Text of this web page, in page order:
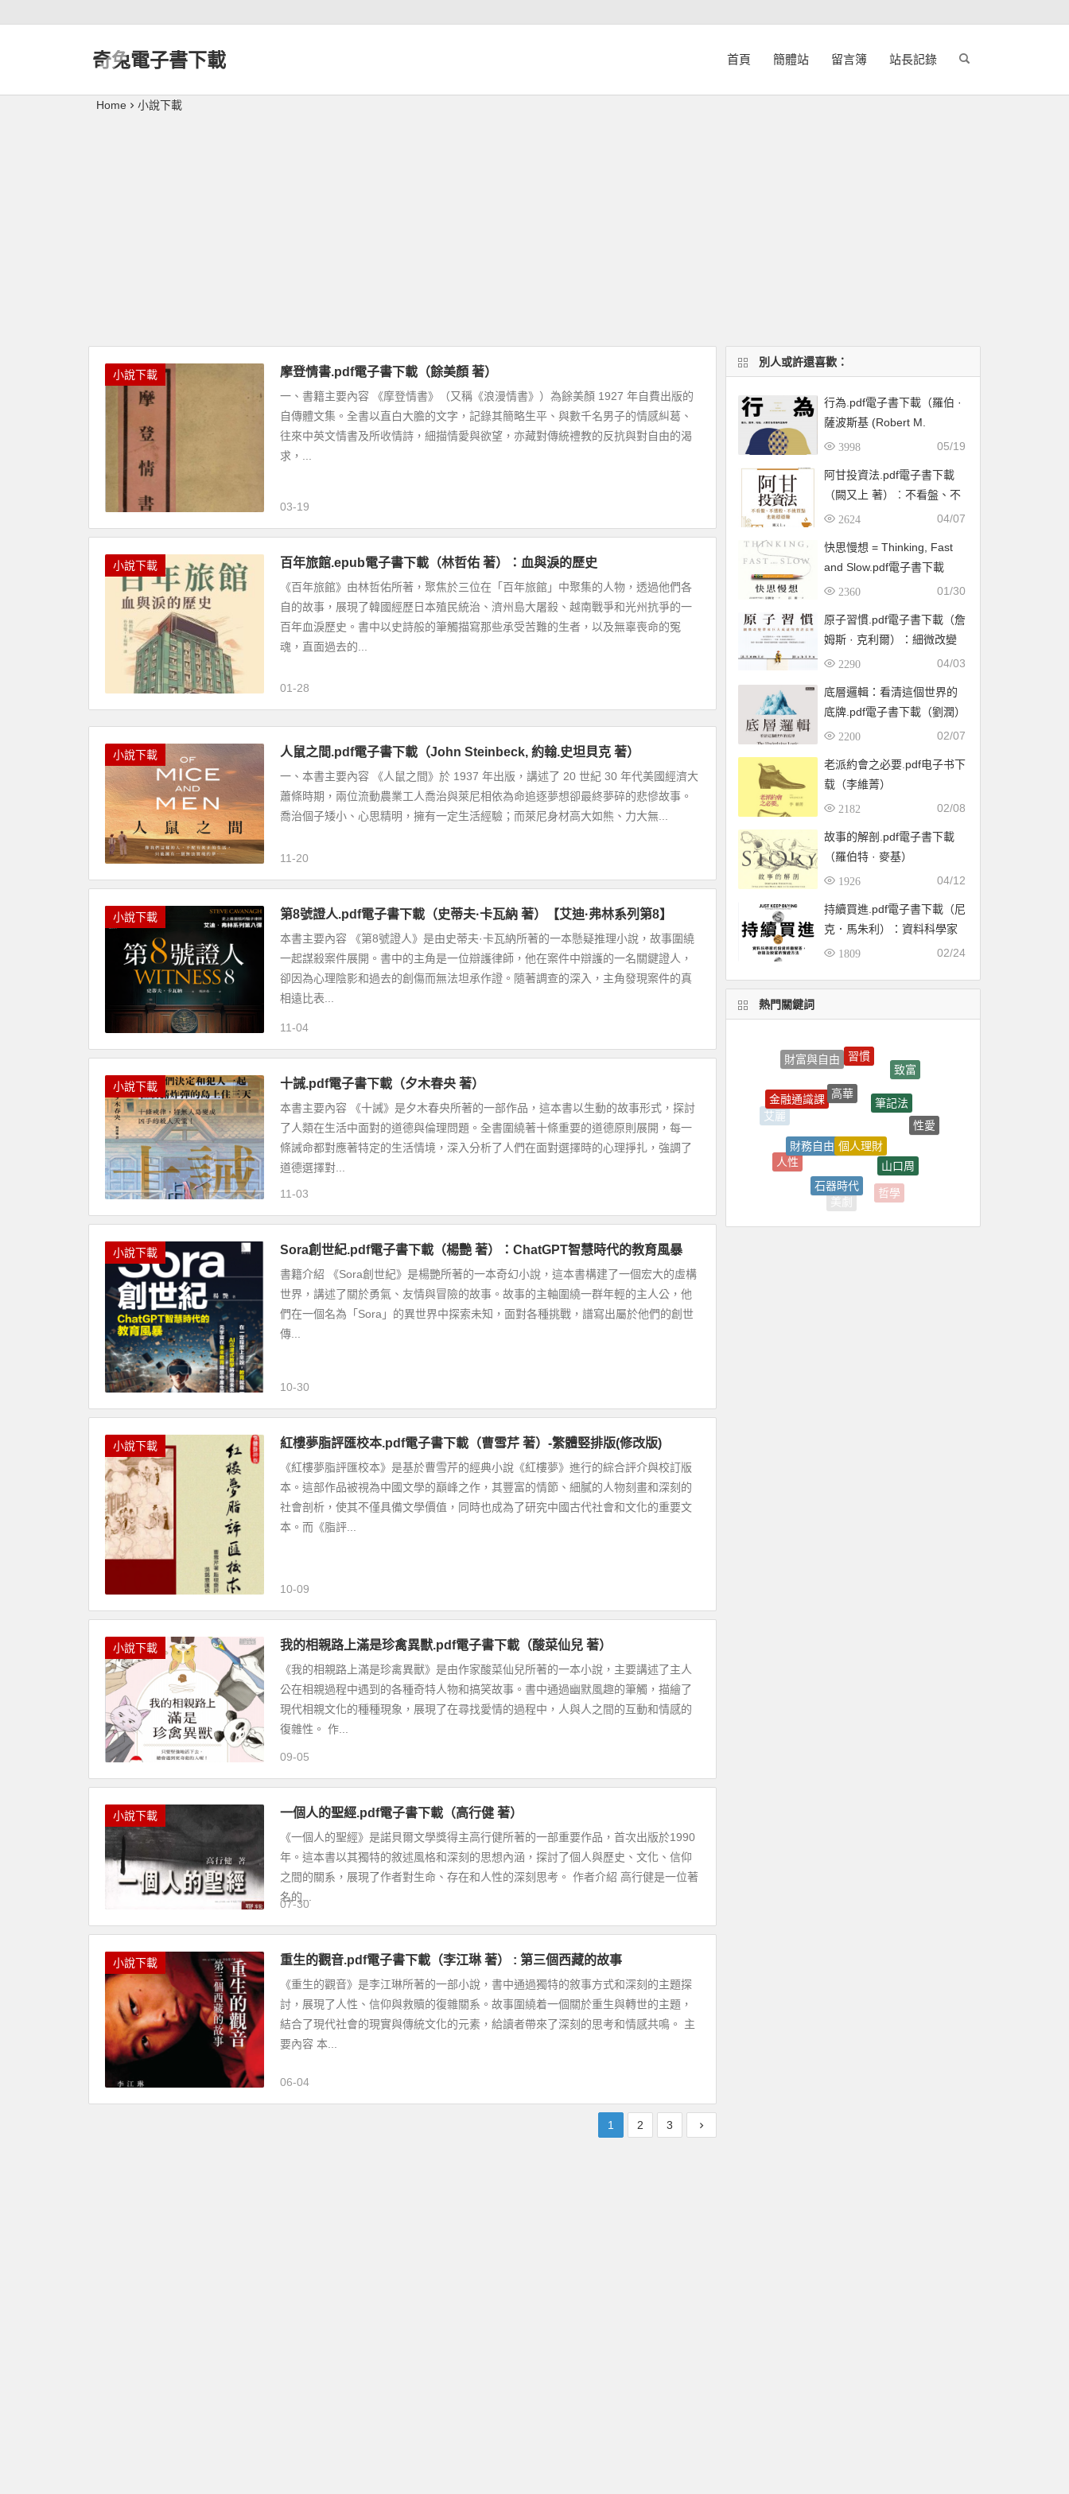
奇兔電子書下載 首頁 簡體站 留言簿 站長記錄
Home 小說下載
小說下載 摩登情書.pdf電子書下載（餘美顏 著）
一、書籍主要內容 《摩登情書》（又稱《浪漫情書》）為餘美顏 1927 年自費出版的
自傳體文集。全書以直白大膽的文字，記錄其簡略生平、與數千名男子的情感糾葛、
往來中英文情書及所收情詩，細描情愛與欲望，亦藏對傳統禮教的反抗與對自由的渴
求，...
03-19
小說下載 百年旅館.epub電子書下載（林哲佑 著）：血與淚的歷史
《百年旅館》由林哲佑所著，聚焦於三位在「百年旅館」中聚集的人物，透過他們各
自的故事，展現了韓國經歷日本殖民統治、濟州島大屠殺、越南戰爭和光州抗爭的一
百年血淚歷史。書中以史詩般的筆觸描寫那些承受苦難的生者，以及無辜喪命的冤
魂，直面過去的...
01-28
小說下載 人鼠之間.pdf電子書下載（John Steinbeck, 約翰.史坦貝克 著）
一、本書主要內容 《人鼠之間》於 1937 年出版，講述了 20 世紀 30 年代美國經濟大
蕭條時期，兩位流動農業工人喬治與萊尼相依為命追逐夢想卻最終夢碎的悲慘故事。
喬治個子矮小、心思精明，擁有一定生活經驗；而萊尼身材高大如熊、力大無...
11-20
小說下載 第8號證人.pdf電子書下載（史蒂夫·卡瓦納 著）【艾迪·弗林系列第8】
本書主要內容 《第8號證人》是由史蒂夫·卡瓦納所著的一本懸疑推理小說，故事圍繞
一起謀殺案件展開。書中的主角是一位辯護律師，他在案件中辯護的一名關鍵證人，
卻因為心理陰影和過去的創傷而無法坦承作證。隨著調查的深入，主角發現案件的真
相遠比表...
11-04
小說下載 十誡.pdf電子書下載（夕木春央 著）
本書主要內容 《十誡》是夕木春央所著的一部作品，這本書以生動的故事形式，探討
了人類在生活中面對的道德與倫理問題。全書圍繞著十條重要的道德原則展開，每一
條誡命都對應著特定的生活情境，深入分析了人們在面對選擇時的心理掙扎，強調了
道德選擇對...
11-03
小說下載 Sora創世紀.pdf電子書下載（楊艷 著）：ChatGPT智慧時代的教育風暴
書籍介紹 《Sora創世紀》是楊艷所著的一本奇幻小說，這本書構建了一個宏大的虛構
世界，講述了關於勇氣、友情與冒險的故事。故事的主軸圍繞一群年輕的主人公，他
們在一個名為「Sora」的異世界中探索未知，面對各種挑戰，譜寫出屬於他們的創世
傳...
10-30
小說下載 紅樓夢脂評匯校本.pdf電子書下載（曹雪芹 著）-繁體竪排版(修改版)
《紅樓夢脂評匯校本》是基於曹雪芹的經典小說《紅樓夢》進行的綜合評介與校訂版
本。這部作品被視為中國文學的巔峰之作，其豐富的情節、細膩的人物刻畫和深刻的
社會剖析，使其不僅具備文學價值，同時也成為了研究中國古代社會和文化的重要文
本。而《脂評...
10-09
小說下載 我的相親路上滿是珍禽異獸.pdf電子書下載（酸菜仙兒 著）
《我的相親路上滿是珍禽異獸》是由作家酸菜仙兒所著的一本小說，主要講述了主人
公在相親過程中遇到的各種奇特人物和搞笑故事。書中通過幽默風趣的筆觸，描繪了
現代相親文化的種種現象，展現了在尋找愛情的過程中，人與人之間的互動和情感的
復雜性。 作...
09-05
小說下載 一個人的聖經.pdf電子書下載（高行健 著）
《一個人的聖經》是諾貝爾文學獎得主高行健所著的一部重要作品，首次出版於1990
年。這本書以其獨特的敘述風格和深刻的思想內涵，探討了個人與歷史、文化、信仰
之間的關系，展現了作者對生命、存在和人性的深刻思考。 作者介紹 高行健是一位著
名的...
07-30
小說下載 重生的觀音.pdf電子書下載（李江琳 著） : 第三個西藏的故事
《重生的觀音》是李江琳所著的一部小說，書中通過獨特的敘事方式和深刻的主題探
討，展現了人性、信仰與救贖的復雜關系。故事圍繞着一個關於重生與轉世的主題，
結合了現代社會的現實與傳統文化的元素，給讀者帶來了深刻的思考和情感共鳴。 主
要內容 本...
06-04
1 2 3
別人或許還喜歡：
行為.pdf電子書下載（羅伯 ·
薩波斯基 (Robert M.
Sapolsky) 著）：暴力、競
生物學
3998 05/19
阿甘投資法.pdf電子書下載
（闕又上 著）︰不看盤、不
選股、不挑買點也能穩穩賺
2624 04/07
快思慢想 = Thinking, Fast
and Slow.pdf電子書下載
（康納曼 (Daniel
2360 01/30
原子習慣.pdf電子書下載（詹
姆斯 · 克利爾）：細微改變
帶來巨大成就的實證法則
2290 04/03
底層邏輯：看清這個世界的
底牌.pdf電子書下載（劉潤）
2200 02/07
老派約會之必要.pdf电子书下
载（李維菁）
2182 02/08
故事的解剖.pdf電子書下載
（羅伯特 · 麥基）
1926 04/12
持續買進.pdf電子書下載（尼
克．馬朱利）：資料科學家
的投資終極解答，存錢及致
1809 02/24
熱門關鍵詞
習慣
致富
艾麗
高華
筆記法
性愛
學習力
人性
財務自由
山口周
哲學
美劇